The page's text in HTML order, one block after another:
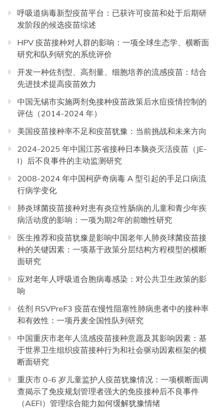
呼吸道病毒新型疫苗平台：已获许可疫苗和处于后期研
发阶段的候选疫苗综述
HPV 疫苗接种对人群的影响：一项全球生态学、横断面
研究和队列研究的系统评价
开发一种佐剂型、高剂量、细胞培养的流感疫苗：结合
先进技术提高疫苗效力
中国无锡市实施两剂免接种疫苗政策后水痘疫情控制的
评估（2014-2024 年）
美国疫苗接种率不足和疫苗犹豫：当前挑战和未来方向
2024-2025 年中国江苏省接种日本脑炎灭活疫苗（JE-
I）后不良事件的主动监测研究
2008-2024 年中国柯萨奇病毒 A 型引起的手足口病流
行病学变化
肺炎球菌疫苗接种对患有炎症性肠病的儿童和青少年疾
病活动度的影响：一项为期2年的前瞻性研究
医生推荐和疫苗犹豫是影响中国老年人肺炎球菌疫苗接
种的关键因素：一项基于政策分层结构方程模型的横断
面研究
应对老年人呼吸道合胞病毒感染：对公共卫生政策的影
响
佐剂 RSVPreF3 疫苗在慢性阻塞性肺病患者中的接种率
和有效性：一项丹麦全国性队列研究
中国重庆市老年人流感疫苗接种意愿及其影响因素：基
于世界卫生组织疫苗接种行为和社会驱动因素框架的横
断面研究
重庆市 0-6 岁儿童监护人疫苗犹豫情况：一项横断面调
查揭示了免疫规划管理者强大的免疫接种后不良事件
（AEFI）管理综合能力如何缓解犹豫情绪